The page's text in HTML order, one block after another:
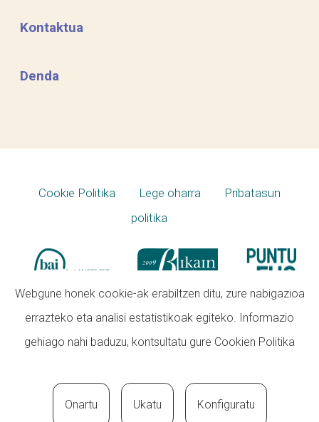
Kontaktua
Denda
Cookie Politika Lege oharra
Pribatasun
politika
Webgune honek cookie-ak erabiltzen ditu, zure nabigazioa
errazteko eta analisi estatistikoak egiteko. Informazio
gehiago nahi baduzu, kontsultatu gure Cookien Politika
Onartu Ukatu Konfiguratu